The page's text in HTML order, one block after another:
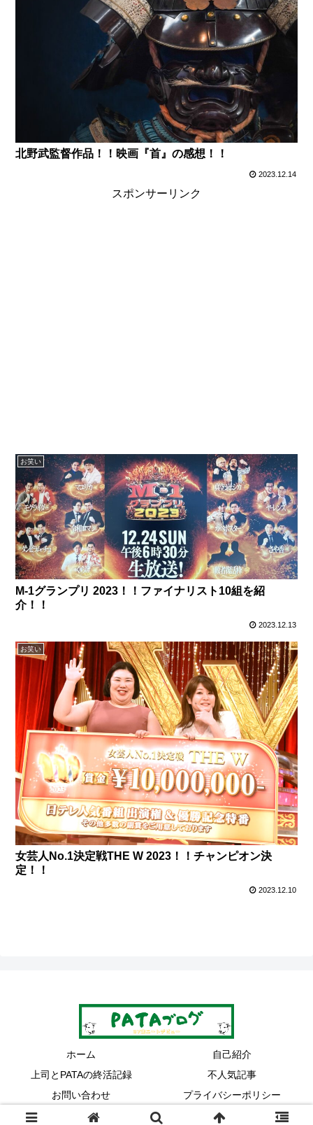
北野武監督作品！！映画『首』の感想！！
2023.12.14
スポンサーリンク
お笑い
M-1グランプリ 2023！！ファイナリスト10組を紹
介！！
2023.12.13
お笑い
女芸人No.1決定戦THE W 2023！！チャンピオン決
定！！
2023.12.10
ホーム
自己紹介
上司とPATAの終活記録
不人気記事
お問い合わせ
プライバシーポリシー
© 2022 37歳ニートデビューPATAブログ.